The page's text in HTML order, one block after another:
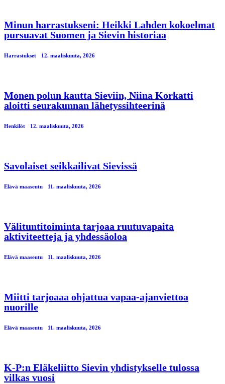
Minun harrastukseni: Heikki Lahden kokoelmat
pursuavat Suomen ja Sievin historiaa
Harrastukset 12. maaliskuuta, 2026
Monen polun kautta Sieviin, Niina Korkatti
aloitti seurakunnan lähetyssihteerinä
Henkilöt 12. maaliskuuta, 2026
Savolaiset seikkailivat Sievissä
Elävä maaseutu 11. maaliskuuta, 2026
Välituntitoiminta tarjoaa ruutuvapaita
aktiviteetteja ja yhdessäoloa
Elävä maaseutu 11. maaliskuuta, 2026
Miitti tarjoaaa ohjattua vapaa-ajanviettoa
nuorille
Elävä maaseutu 11. maaliskuuta, 2026
K-P:n Eläkeliitto Sievin yhdistykselle tulossa
vilkas vuosi